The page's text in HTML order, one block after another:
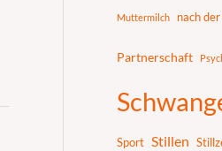
Muttermilch nach
Partnerschaft
Sport Stillen